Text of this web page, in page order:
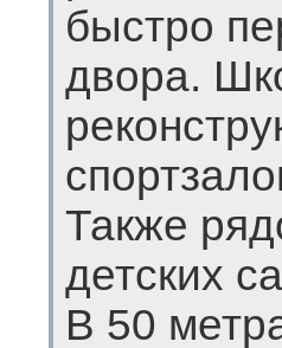
быстро
двора.
Также
детских
В 50